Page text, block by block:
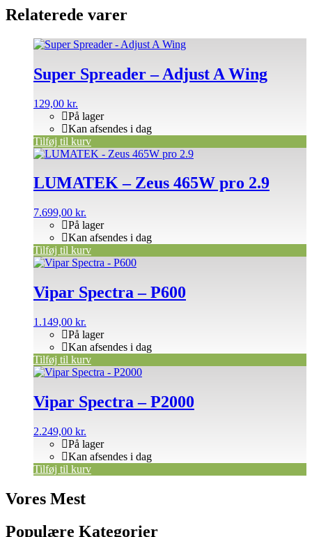
Relaterede varer
Super Spreader – Adjust A Wing
129,00 kr.
På lager
Kan afsendes i dag
Tilføj til kurv
LUMATEK – Zeus 465W pro 2.9
7.699,00 kr.
På lager
Kan afsendes i dag
Tilføj til kurv
Vipar Spectra – P600
1.149,00 kr.
På lager
Kan afsendes i dag
Tilføj til kurv
Vipar Spectra – P2000
2.249,00 kr.
På lager
Kan afsendes i dag
Tilføj til kurv
Vores Mest
Populære Kategorier